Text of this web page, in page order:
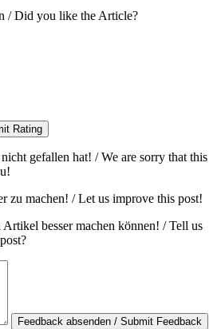
/ Did you like the Article?
Rating
gefallen hat! / We are sorry that this
zu machen! / Let us improve this post!
besser machen können! / Tell us
Feedback absenden / Submit Feedback